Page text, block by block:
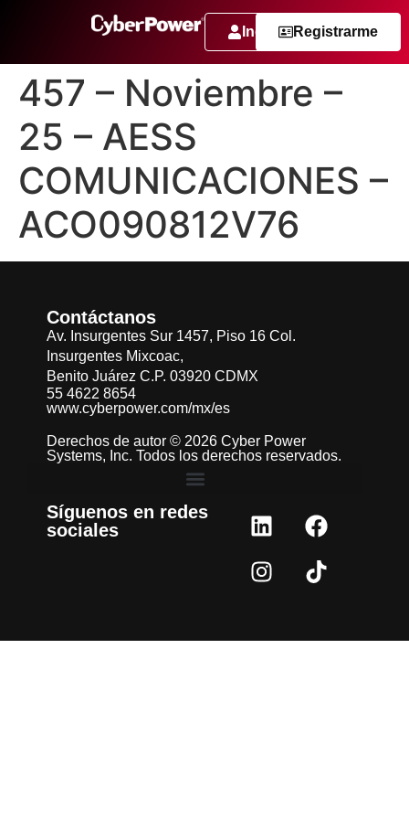
IngresarRegistrarme
457 – Noviembre –
25 – AESS
COMUNICACIONES –
ACO090812V76
Contáctanos
Av. Insurgentes Sur 1457, Piso 16 Col.
Insurgentes Mixcoac,
Benito Juárez C.P. 03920 CDMX
55 4622 8654
www.cyberpower.com/mx/es
Derechos de autor © 2026 Cyber Power
Systems, Inc. Todos los derechos reservados.
Síguenos en redes
sociales